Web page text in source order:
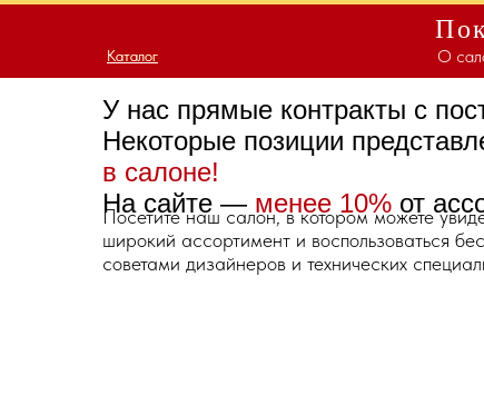
Каталог
Каталог О
У нас прямые контракты с
Некоторые позиции
в салоне!
На сайте — менее 10% от
Посетите наш салон, в котором можете
широкий ассортимент и воспользоваться
советами дизайнеров и технических